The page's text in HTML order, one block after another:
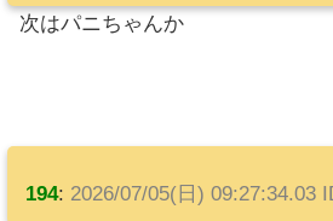
次はパニちゃんか
194: 2026/07/05(日) 09:27:34.03